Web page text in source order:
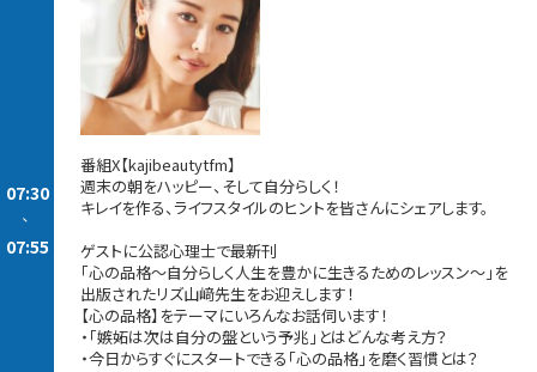
07:30
-
07:55
番組X【kajibeautytfm】
週末の朝をハッピー、そして自分らしく！
キレイを作る、ライフスタイルのヒントを皆さんにシェアします。
ゲストに公認心理士で最新刊
「心の品格～自分らしく人生を豊かに生きるためのレッスン～」を
出版されたリズ山﨑先生をお迎えします！
【心の品格】をテーマにいろんなお話伺います！
・「嫉妬は次は自分の盤という予兆」とはどんな考え方？
・今日からすぐにスタートできる「心の品格」を磨く習慣とは？